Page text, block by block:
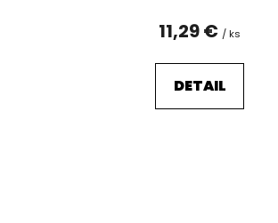
11,29 € / ks
DETAIL